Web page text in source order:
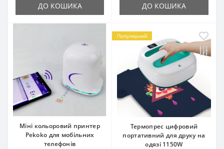
ДО КОШИКА ДО КОШИКА
Міні кольоровий принтер
Pekoko для мобільних
телефонів
Популярний
Термопрес цифровий
портативний для друку на
одязі 1150W